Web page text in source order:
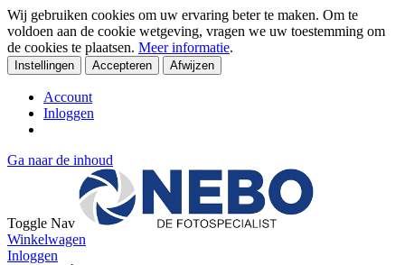
Wij gebruiken cookies om uw ervaring beter te maken. Om te
voldoen aan de cookie wetgeving, vragen we uw toestemming om
de cookies te plaatsen. Meer informatie.
Instellingen Accepteren Afwijzen
Account
Inloggen
Ga naar de inhoud
Toggle Nav
Winkelwagen
Inloggen